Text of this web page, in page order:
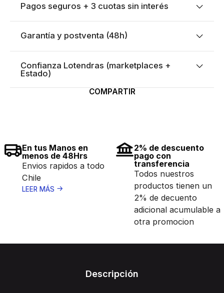
Pagos seguros + 3 cuotas sin interés
Garantía y postventa (48h)
Confianza Lotendras (marketplaces +
Estado)
COMPARTIR
En tus Manos en
menos de 48Hrs
Envios rapidos a todo
Chile
LEER MÁS
2% de descuento
pago con
transferencia
Todos nuestros
productos tienen un
2% de decuento
adicional acumulable a
otra promocion
Descripción